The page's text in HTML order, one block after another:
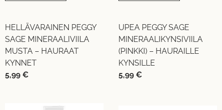
HELLÄVARAINEN PEGGY
SAGE MINERAALIVIILA
MUSTA – HAURAAT
KYNNET
5,99 €
UPEA PEGGY SAGE
MINERAALIKYNSIVIILA
(PINKKI) – HAURAILLE
KYNSILLE
5,99 €